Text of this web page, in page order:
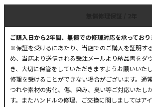
ご購入日から2年間、無償での修理対応を承っており
※保証を受けるにあたり、当店でのご購入を証明す
め、当店より送信される受注メールより納品書をダ
き、大切に保管をしていただきますようお願いいた
修理を受けることができない場合がございます。通
つれや素材の劣化、傷、染み、臭い等ご対応いたし
す。またハンドルの修理、ご交換に関しましてはア